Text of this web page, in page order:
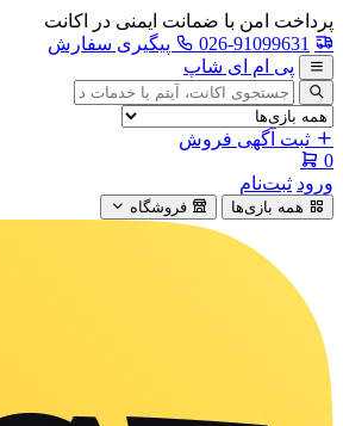
پرداخت امن با ضمانت ایمنی در اکانت
026-91099631
پیگیری سفارش
پی ام ای شاپ
جستجوی
آگهی
ثبت آگهی فروش
0
ورود ثبت‌نام
همه بازی‌ها فروشگاه